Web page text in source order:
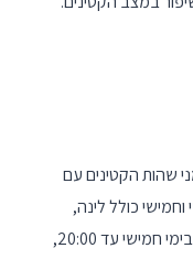
נקבע כי זמני שהות הקטינים עם
כולל לינה,
ובשבוע השני בימי שלישי כולל לינה, בימי חמישי עד 20:00,